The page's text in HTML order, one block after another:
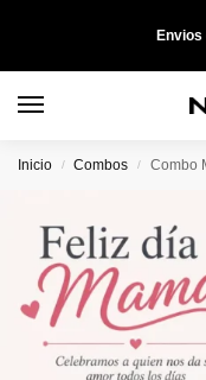
Envios
Inicio / Combos / Combo